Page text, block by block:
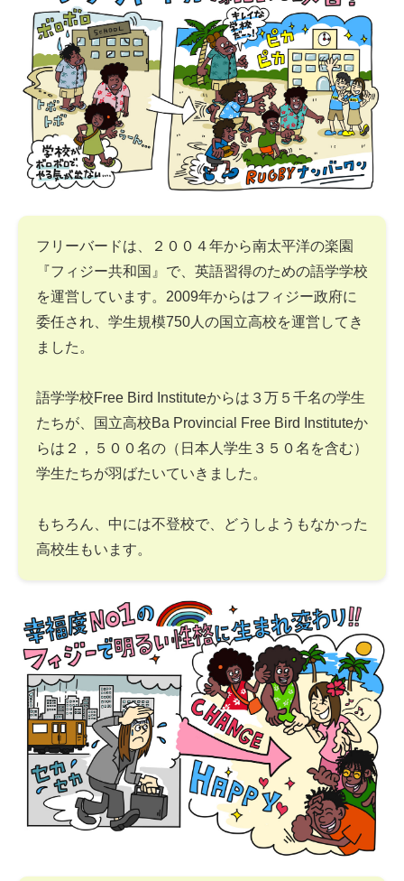
フリーバードは、２００４年から南太平洋の楽園
『フィジー共和国』で、英語習得のための語学学校
を運営しています。2009年からはフィジー政府に
委任され、学生規模750人の国立高校を運営してき
ました。
語学学校Free Bird Instituteからは３万５千名の学生
たちが、国立高校Ba Provincial Free Bird Instituteか
らは２，５００名の（日本人学生３５０名を含む）
学生たちが羽ばたいていきました。
もちろん、中には不登校で、どうしようもなかった
高校生もいます。